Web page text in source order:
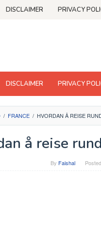
DISCLAIMER PRIVACY
DISCLAIMER PRIVACY
/ FRANCE / HVORDAN Å REISE
å reise
By Faishal